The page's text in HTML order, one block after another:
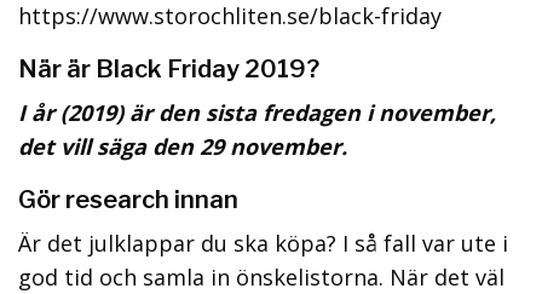
https://www.storochliten.se/black-friday
När är Black Friday 2019?
I år (2019) är den sista fredagen i november,
det vill säga den 29 november.
Gör research innan
Är det julklappar du ska köpa? I så fall var ute i
god tid och samla in önskelistorna. När det väl